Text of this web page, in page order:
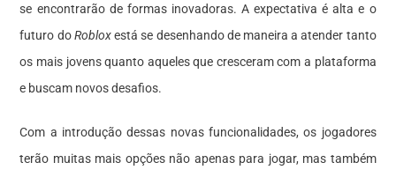
se encontrarão de formas inovadoras. A expectativa é alta e o
futuro doRobloxestá se desenhando de maneira a atender tanto
os mais jovens quanto aqueles que cresceram com a plataforma
e buscam novos desafios.
Com a introdução dessas novas funcionalidades, os jogadores
terão muitas mais opções não apenas para jogar, mas também